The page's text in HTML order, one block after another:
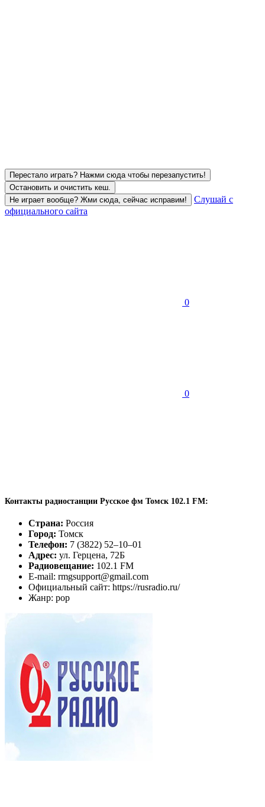
Перестало играть? Нажми сюда чтобы перезапустить!
Остановить и очистить кеш.
Не играет вообще? Жми сюда, сейчас исправим!
Слушай с
официального сайта
0
0
Контакты радиостанции Русское фм Томск 102.1 FM:
Страна: Россия
Город: Томск
Телефон: 7 (3822) 52–10–01
Адрес: ул. Герцена, 72Б
Радиовещание: 102.1 FM
E-mail: rmgsupport@gmail.com
Официальный сайт: https://rusradio.ru/
Жанр: pop